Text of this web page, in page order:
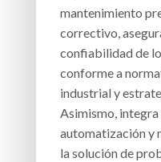
mantenimiento
correctivo,
confiabilidad de
conforme a
industrial y
Asimismo,
automatización y
la solución de